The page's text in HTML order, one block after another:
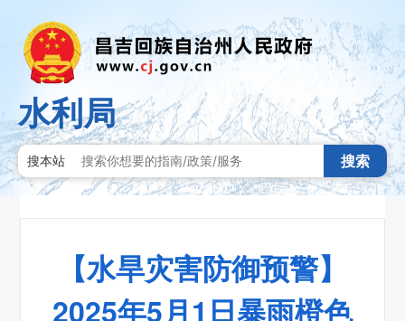
水利局
搜本站 搜索
【水旱灾害防御预警】
2025年5月1日暴雨橙色